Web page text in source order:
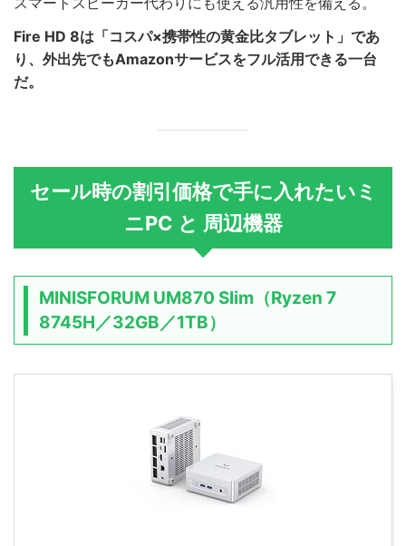
Fire HD 8は「コスパ×携帯性の黄金比タブレット」であ
り、外出先でもAmazonサービスをフル活用できる一台
だ。
セール時の割引価格で手に入れたいミ
ニPC と 周辺機器
MINISFORUM UM870 Slim（Ryzen 7
8745H／32GB／1TB）